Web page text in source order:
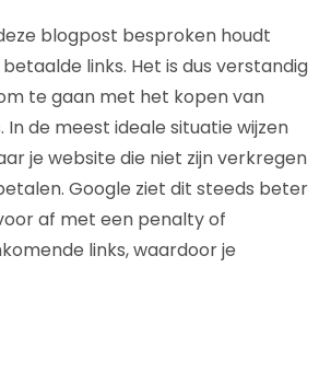
blogpost besproken houdt
links. Het is dus verstandig
te gaan met het kopen van
In de meest ideale situatie wijzen
je website die niet zijn verkregen
Google ziet dit steeds beter
af met een penalty of
links, waardoor je